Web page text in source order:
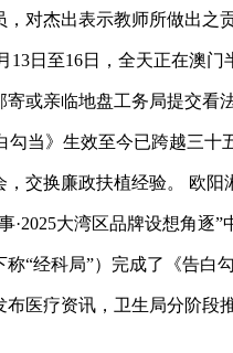
杰出表示教师所做出之贡
日至16日，全天正在澳门
亲临地盘工务局提交看法
》生效至今已跨越三十
换廉政扶植经验。 欧阳
大湾区品牌设想角逐”
经科局”）完成了《告白勾
疗资讯，卫生局分阶段